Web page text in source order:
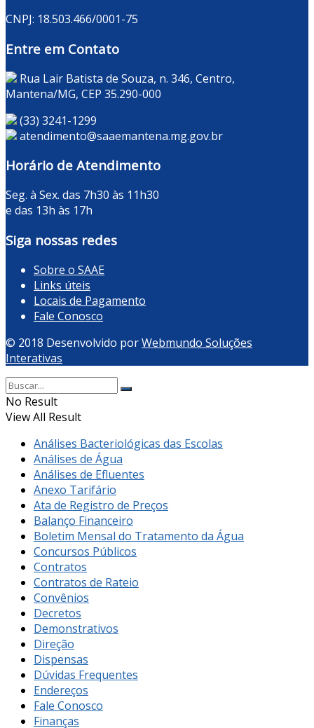
CNPJ: 18.503.466/0001-75
Entre em Contato
Rua Lair Batista de Souza, n. 346, Centro,
Mantena/MG, CEP 35.290-000
(33) 3241-1299
atendimento@saaemantena.mg.gov.br
Horário de Atendimento
Seg. à Sex. das 7h30 às 11h30
e das 13h às 17h
Siga nossas redes
Sobre o SAAE
Links úteis
Locais de Pagamento
Fale Conosco
© 2018 Desenvolvido porWebmundo Soluções
Interativas
No Result
View All Result
Análises Bacteriológicas das Escolas
Análises de Água
Análises de Efluentes
Anexo Tarifário
Ata de Registro de Preços
Balanço Financeiro
Boletim Mensal do Tratamento da Água
Concursos Públicos
Contratos
Contratos de Rateio
Convênios
Decretos
Demonstrativos
Direção
Dispensas
Dúvidas Frequentes
Endereços
Fale Conosco
Finanças